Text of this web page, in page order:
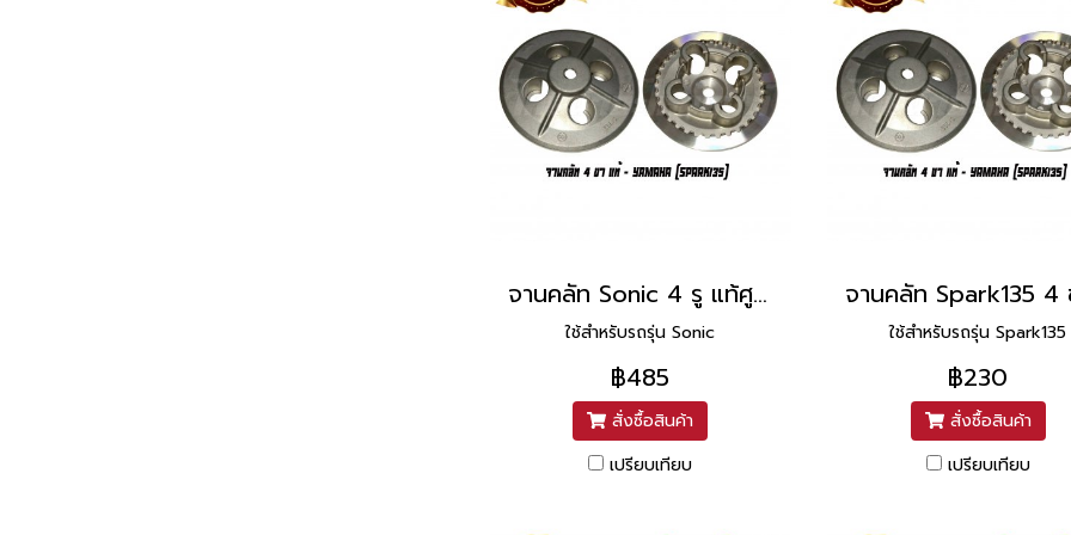
จานคลัท Sonic 4 รู แท้ศูนย์ ยี่ห้อ Honda
ใช้สำหรับรถรุ่น Sonic
฿485
สั่งซื้อสินค้า
เปรียบเทียบ
ใช้สำหรับรถรุ่น Spark135
฿230
สั่งซื้อสินค้า
เปรียบเทียบ